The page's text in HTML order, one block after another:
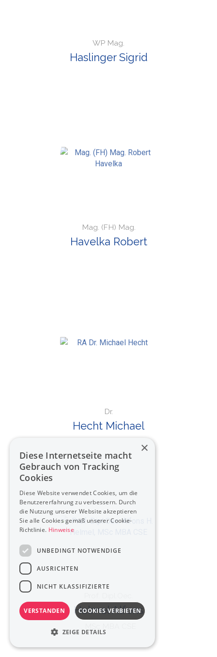
WP Mag.
Haslinger Sigrid
Mag. (FH) Mag.
Havelka Robert
Dr.
Hecht Michael
Helmel Alfons
×
Diese Internetseite macht
Gebrauch von Tracking
Cookies
Diese Website verwendet Cookies, um die
Benutzererfahrung zu verbessern. Durch
die Nutzung unserer Website akzeptieren
Sie alle Cookies gemäß unserer Cookie-
Richtlinie. Hinweise
UNBEDINGT NOTWENDIGE
AUSRICHTEN
NICHT KLASSIFIZIERTE
VERSTANDEN COOKIES VERBIETEN
ZEIGE DETAILS